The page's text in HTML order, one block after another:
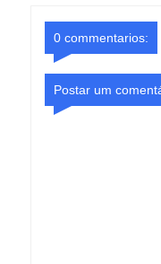
0 commentarios:
Postar um